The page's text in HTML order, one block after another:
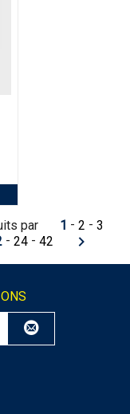
par
- 24 - 42
1 - 2 - 3